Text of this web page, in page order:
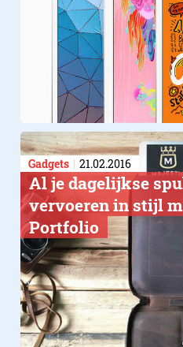
Gadgets 21.02.2016
Al je dagelijkse
vervoeren in stijl
Portfolio